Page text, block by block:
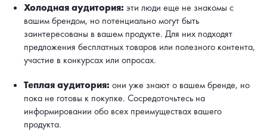
Холодная аудитория: эти люди еще не знакомы с
вашим брендом, но потенциально могут быть
заинтересованы в вашем продукте. Для них подходят
предложения бесплатных товаров или полезного контента,
участие в конкурсах или опросах.
Теплая аудитория: они уже знают о вашем бренде, но
пока не готовы к покупке. Сосредоточьтесь на
информировании обо всех преимуществах вашего
продукта.